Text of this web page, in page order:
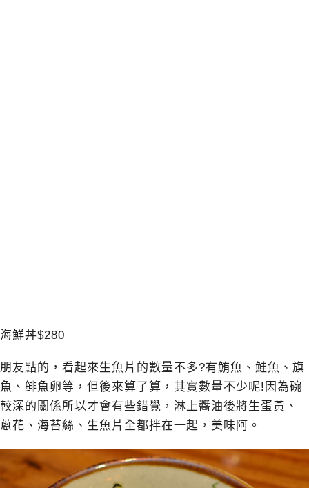
海鮮丼$280
朋友點的，看起來生魚片的數量不多?有鮪魚、鮭魚、旗
魚、鲱魚卵等，但後來算了算，其實數量不少呢!因為碗
較深的關係所以才會有些錯覺，淋上醬油後將生蛋黃、
蔥花、海苔絲、生魚片全都拌在一起，美味阿。